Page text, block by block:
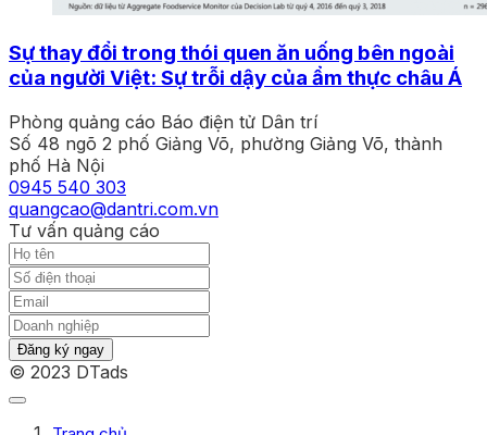
Sự thay đổi trong thói quen ăn uống bên ngoài
của người Việt: Sự trỗi dậy của ẩm thực châu Á
Phòng quảng cáo Báo điện tử Dân trí
Số 48 ngõ 2 phố Giảng Võ, phường Giảng Võ, thành
phố Hà Nội
0945 540 303
quangcao@dantri.com.vn
Tư vấn quảng cáo
Đăng ký ngay
© 2023 DTads